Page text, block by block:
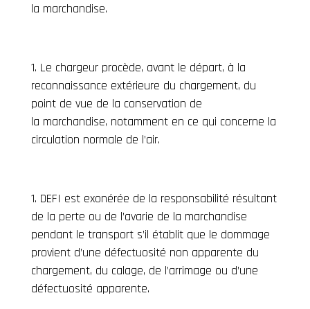
la marchandise.
Le chargeur procède, avant le départ, à la
reconnaissance extérieure du chargement, du
point de vue de la conservation de
la marchandise, notamment en ce qui concerne la
circulation normale de l’air.
DEFI est exonérée de la responsabilité résultant
de la perte ou de l’avarie de la marchandise
pendant le transport s’il établit que le dommage
provient d’une défectuosité non apparente du
chargement, du calage, de l’arrimage ou d’une
défectuosité apparente.